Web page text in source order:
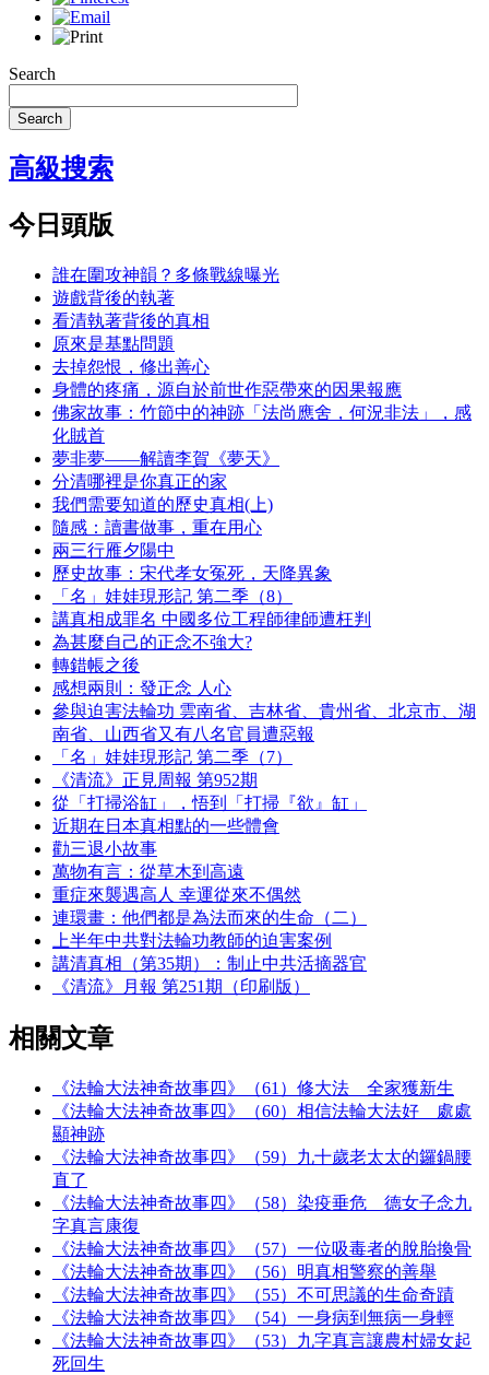
Search
Search
高級搜索
今日頭版
誰在圍攻神韻？多條戰線曝光
遊戲背後的執著
看清執著背後的真相
原來是基點問題
去掉怨恨，修出善心
身體的疼痛，源自於前世作惡帶來的因果報應
佛家故事：竹節中的神跡「法尚應舍，何況非法」，感
化賊首
夢非夢——解讀李賀《夢天》
分清哪裡是你真正的家
我們需要知道的歷史真相(上)
隨感：讀書做事，重在用心
兩三行雁夕陽中
歷史故事：宋代孝女冤死，天降異象
「名」娃娃現形記 第二季（8）
講真相成罪名 中國多位工程師律師遭枉判
為甚麼自己的正念不強大?
轉錯帳之後
感想兩則：發正念 人心
參與迫害法輪功 雲南省、吉林省、貴州省、北京市、湖
南省、山西省又有八名官員遭惡報
「名」娃娃現形記 第二季（7）
《清流》正見周報 第952期
從「打掃浴缸」，悟到「打掃『欲』缸」
近期在日本真相點的一些體會
勸三退小故事
萬物有言：從草木到高遠
重症來襲遇高人 幸運從來不偶然
連環畫：他們都是為法而來的生命（二）
上半年中共對法輪功教師的迫害案例
講清真相（第35期）：制止中共活摘器官
《清流》月報 第251期（印刷版）
相關文章
《法輪大法神奇故事四》（61）修大法 全家獲新生
《法輪大法神奇故事四》（60）相信法輪大法好 處處
顯神跡
《法輪大法神奇故事四》（59）九十歲老太太的鑼鍋腰
直了
《法輪大法神奇故事四》（58）染疫垂危 德女子念九
字真言康復
《法輪大法神奇故事四》（57）一位吸毒者的脫胎換骨
《法輪大法神奇故事四》（56）明真相警察的善舉
《法輪大法神奇故事四》（55）不可思議的生命奇蹟
《法輪大法神奇故事四》（54）一身病到無病一身輕
《法輪大法神奇故事四》（53）九字真言讓農村婦女起
死回生